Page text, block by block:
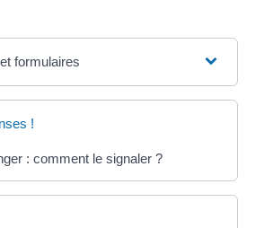
formulaires
!
: comment le signaler ?